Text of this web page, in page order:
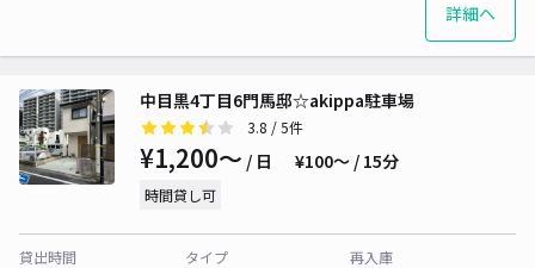
詳細へ
中目黒4丁目6門馬邸☆akippa駐車場
3.8 / 5件
¥1,200〜 / 日 ¥100〜 / 15分
時間貸し可
貸出時間
タイプ
再入庫